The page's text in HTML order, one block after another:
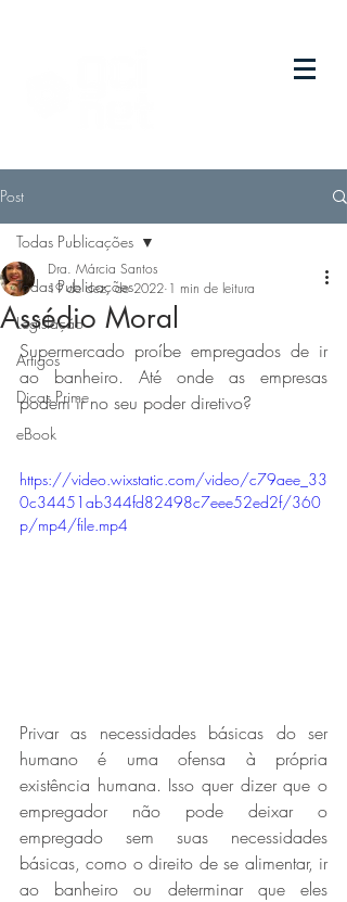
Post
Todas Publicações
Legislação
Artigos
Dicas Prime
eBook
Todas Publicações
Assédio Moral
Dra. Márcia Santos
19 de dez. de 2022 1 min de leitura
Supermercado proíbe empregados de ir
ao banheiro. Até onde as empresas
podem ir no seu poder diretivo?
https://video.wixstatic.com/video/c79aee_33
0c34451ab344fd82498c7eee52ed2f/360
p/mp4/file.mp4
Privar as necessidades básicas do ser
humano é uma ofensa à própria
existência humana. Isso quer dizer que o
empregador não pode deixar o
empregado sem suas necessidades
básicas, como o direito de se alimentar, ir
ao banheiro ou determinar que eles